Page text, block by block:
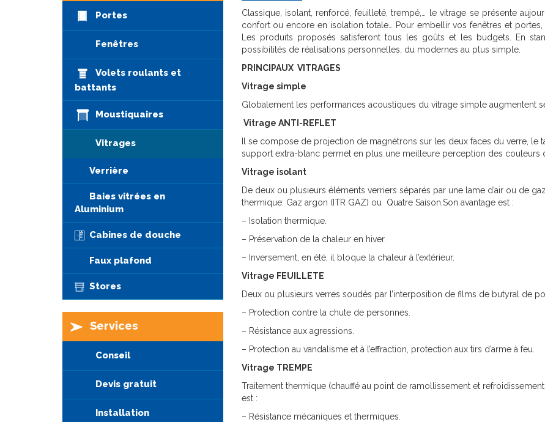
Portes
Fenêtres
Volets roulants et
battants
Moustiquaires
Vitrages
Verrière
Baies vitrées en
Aluminium
Cabines de douche
Faux plafond
Stores
Services
Conseil
Devis gratuit
Installation
Classique, isolant, renforcé, feuilleté, trempé,… le vitrage se présente
confort ou encore en isolation totale… Pour embellir vos fenêtres et
Les produits proposés satisferont tous les goûts et les budgets. En
possibilités de réalisations personnelles, du modernes au plus simple.
PRINCIPAUX VITRAGES
Vitrage simple
Globalement les performances acoustiques du vitrage simple augmentent
Vitrage ANTI-REFLET
Il se compose de projection de magnétrons sur les deux faces du verre, le
support extra-blanc permet en plus une meilleure perception des couleurs
Vitrage isolant
De deux ou plusieurs éléments verriers séparés par une lame d’air ou de
thermique: Gaz argon (ITR GAZ) ou Quatre Saison.Son avantage est :
– Isolation thermique.
– Préservation de la chaleur en hiver.
– Inversement, en été, il bloque la chaleur à l’extérieur.
Vitrage FEUILLETE
Deux ou plusieurs verres soudés par l’interposition de films de butyral de
– Protection contre la chute de personnes.
– Résistance aux agressions.
– Protection au vandalisme et à l’effraction, protection aux tirs d’arme à feu.
Vitrage TREMPE
Traitement thermique (chauffé au point de ramollissement et
est :
– Résistance mécaniques et thermiques.